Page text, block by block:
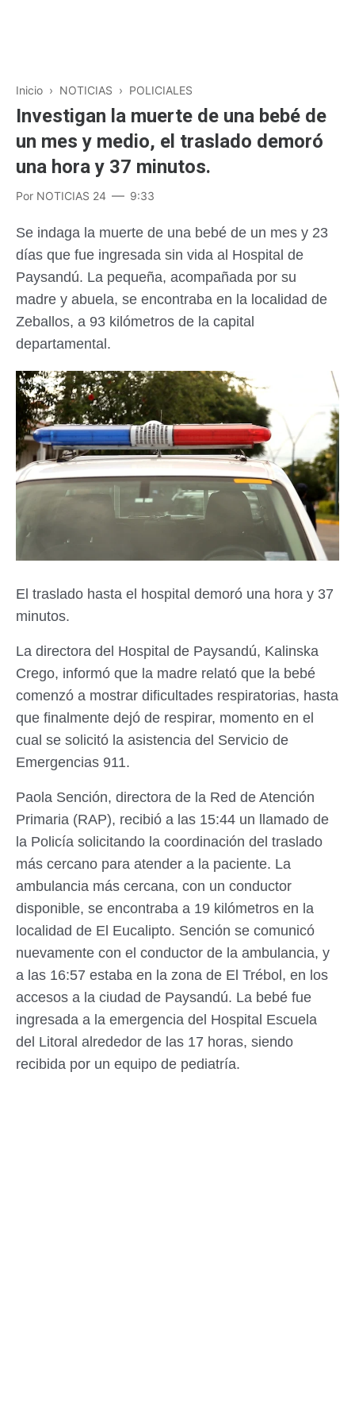
Inicio › NOTICIAS › POLICIALES
Investigan la muerte de una bebé de
un mes y medio, el traslado demoró
una hora y 37 minutos.
Por NOTICIAS 24 9:33
Se indaga la muerte de una bebé de un mes y 23
días que fue ingresada sin vida al Hospital de
Paysandú. La pequeña, acompañada por su
madre y abuela, se encontraba en la localidad de
Zeballos, a 93 kilómetros de la capital
departamental.
El traslado hasta el hospital demoró una hora y 37
minutos.
La directora del Hospital de Paysandú, Kalinska
Crego, informó que la madre relató que la bebé
comenzó a mostrar dificultades respiratorias, hasta
que finalmente dejó de respirar, momento en el
cual se solicitó la asistencia del Servicio de
Emergencias 911.
Paola Sención, directora de la Red de Atención
Primaria (RAP), recibió a las 15:44 un llamado de
la Policía solicitando la coordinación del traslado
más cercano para atender a la paciente. La
ambulancia más cercana, con un conductor
disponible, se encontraba a 19 kilómetros en la
localidad de El Eucalipto. Sención se comunicó
nuevamente con el conductor de la ambulancia, y
a las 16:57 estaba en la zona de El Trébol, en los
accesos a la ciudad de Paysandú. La bebé fue
ingresada a la emergencia del Hospital Escuela
del Litoral alrededor de las 17 horas, siendo
recibida por un equipo de pediatría.